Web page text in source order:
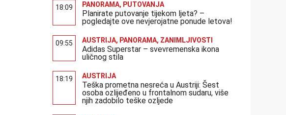
18:09 PANORAMA, PUTOVANJA
Planirate putovanje tijekom ljeta? –
pogledajte ove nevjerojatne ponude letova!
09:55 AUSTRIJA, PANORAMA, ZANIMLJIVOSTI
Adidas Superstar – svevremenska ikona
uličnog stila
18:19 AUSTRIJA
Teška prometna nesreća u Austriji: Šest
osoba ozlijeđeno u frontalnom sudaru, više
njih zadobilo teške ozljede